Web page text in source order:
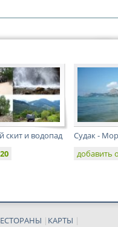
скит и водопад
20
Судак -
добавить
| КАРТЫ |